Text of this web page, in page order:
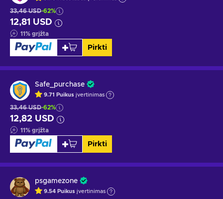
33,46 USD-62%
12,81 USD
11% grįžta
Pirkti
Safe_purchase
9.71 Puikus įvertinimas
33,46 USD-62%
12,82 USD
11% grįžta
Pirkti
psgamezone
9.54 Puikus įvertinimas